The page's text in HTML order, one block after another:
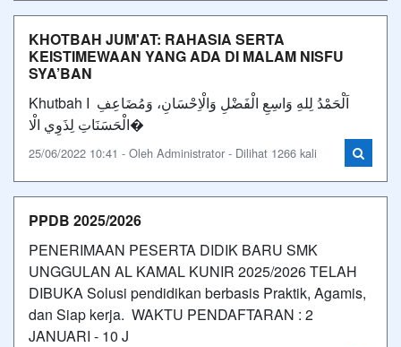
KHOTBAH JUM'AT: RAHASIA SERTA
KEISTIMEWAAN YANG ADA DI MALAM NISFU
SYA’BAN
Khutbah I اَلْحَمْدُ لِلهِ وَاسِعِ الْفَضْلِ وَالْاِحْسَانِ، وَمُضَاعِفِ
الْحَسَنَاتِ لِذَوِي الْا�
25/06/2022 10:41 - Oleh Administrator - Dilihat 1266 kali
PPDB 2025/2026
PENERIMAAN PESERTA DIDIK BARU SMK
UNGGULAN AL KAMAL KUNIR 2025/2026 TELAH
DIBUKA Solusi pendidikan berbasis Praktik, Agamis,
dan Siap kerja. WAKTU PENDAFTARAN : 2
JANUARI - 10 J